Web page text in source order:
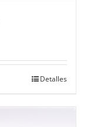
Detalles